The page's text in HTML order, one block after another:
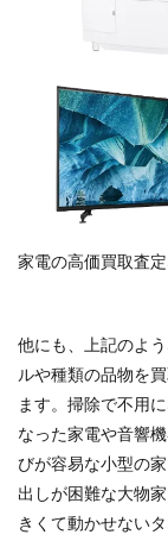
家電の高価買取査
他にも、上記のよ
ルや種類の品物を
ます。掃除で不用
なった家電や音響
びが容易な小型の
出しが困難な大物
きくて動かせない